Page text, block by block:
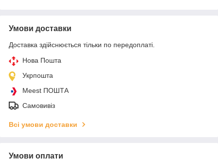
Умови доставки
Доставка здійснюється тільки по передоплаті.
Нова Пошта
Укрпошта
Meest ПОШТА
Самовивіз
Всі умови доставки
Умови оплати